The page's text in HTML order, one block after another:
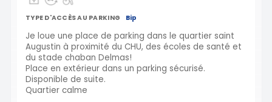
TYPE D'ACCÈS AU PARKING Bip
Je loue une place de parking dans le quartier saint
Augustin à proximité du CHU, des écoles de santé et
du stade chaban Delmas!
Place en extérieur dans un parking sécurisé.
Disponible de suite.
Quartier calme